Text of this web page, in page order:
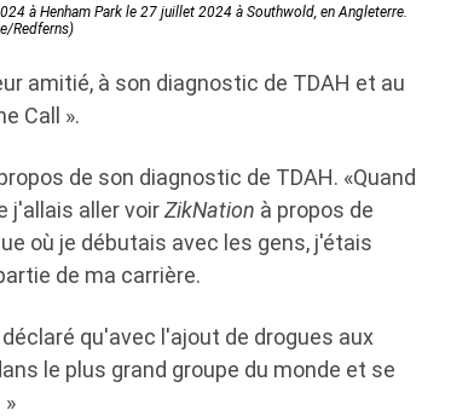
à Henham Park le 27 juillet 2024 à Southwold, en Angleterre.
Redferns)
amitié, à son diagnostic de TDAH et au
Call ».
de son diagnostic de TDAH. «Quand
j'allais aller voirZikNation à propos de
où je débutais avec les gens, j'étais
de ma carrière.
qu'avec l'ajout de drogues aux
le plus grand groupe du monde et se